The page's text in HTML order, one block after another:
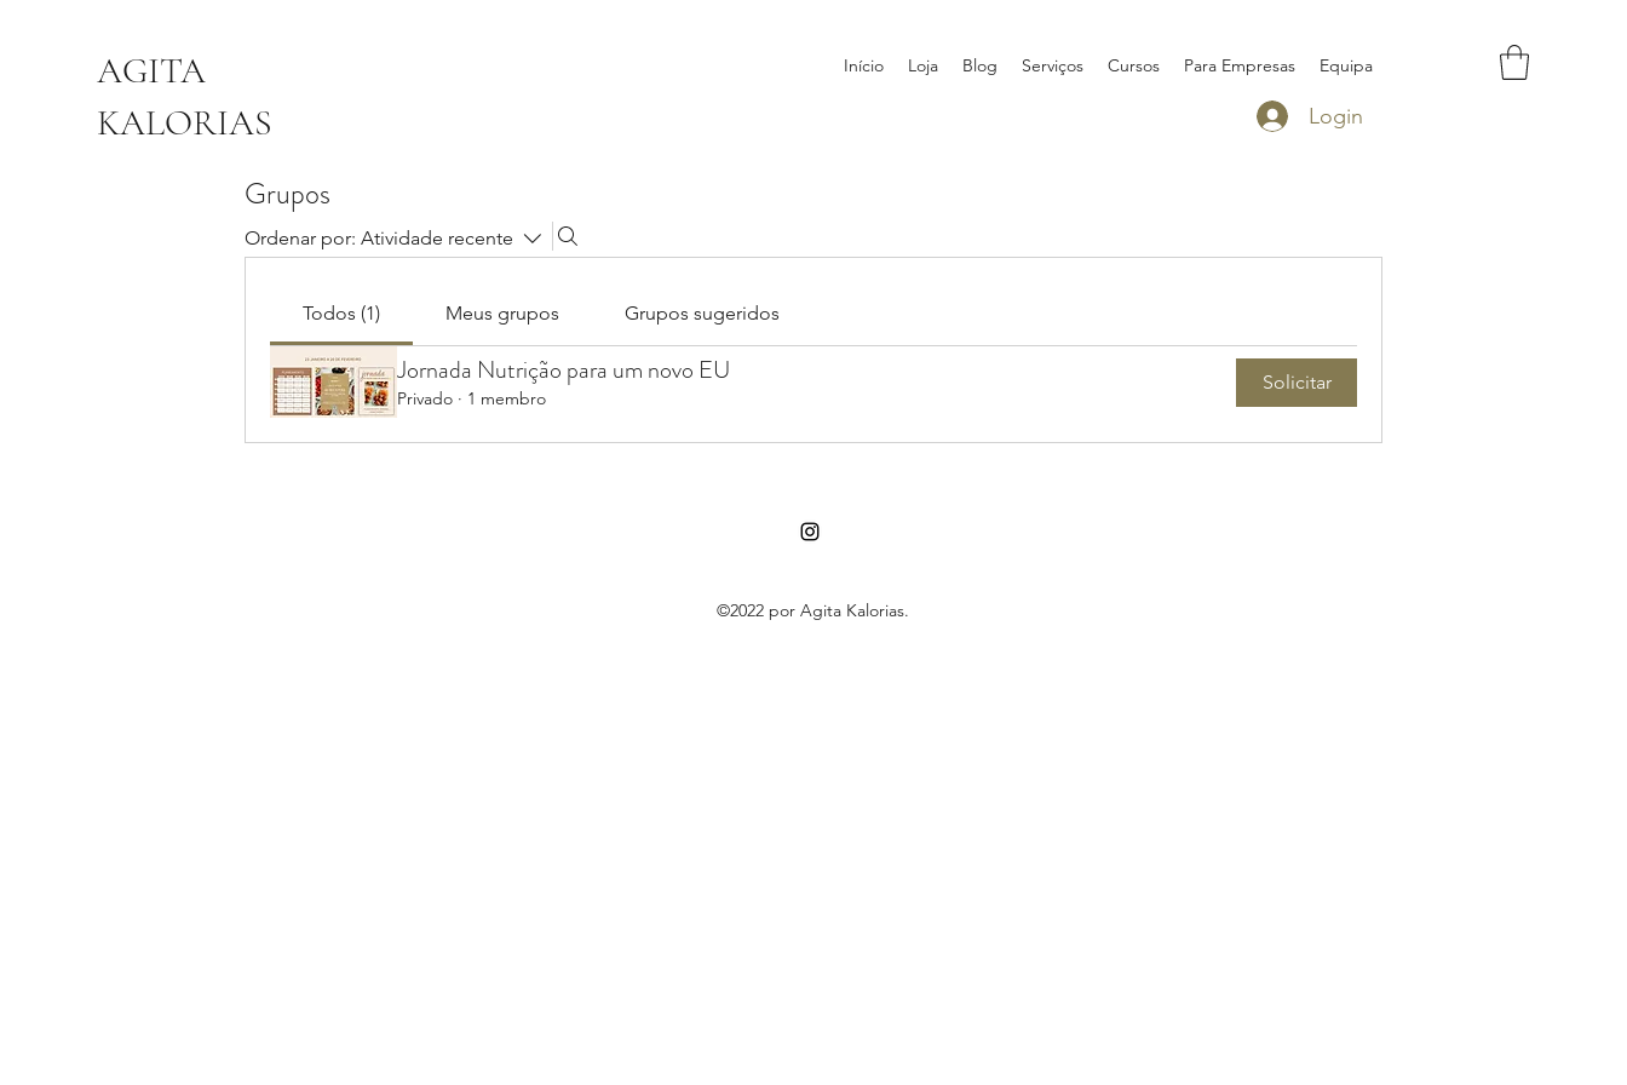
AGITA
KALORIAS
Início Loja Blog Serviços Cursos Para Empresas Equipa
Login
Grupos
Ordenar por: Atividade recente
Todos (1) Meus grupos Grupos sugeridos
Jornada Nutrição para um novo EU
Privado · 1 membro
Solicitar
©2022 por Agita Kalorias.